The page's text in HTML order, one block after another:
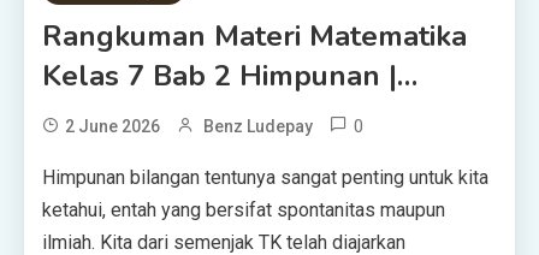
Rangkuman Materi Matematika
Kelas 7 Bab 2 Himpunan |…
2 June 2026 Benz Ludepay 0
Himpunan bilangan tentunya sangat penting untuk kita
ketahui, entah yang bersifat spontanitas maupun
ilmiah. Kita dari semenjak TK telah diajarkan